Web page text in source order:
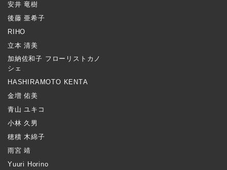
安井 竜樹
後藤 亜希子
RIHO
立本 清美
加納佐和子 フローリストカノ
シェ
HASHIRAMOTO KENTA
金増 佑美
青山 ユキコ
小林 久男
穂積 木綿子
雨宮 靖
Yuuri Horino